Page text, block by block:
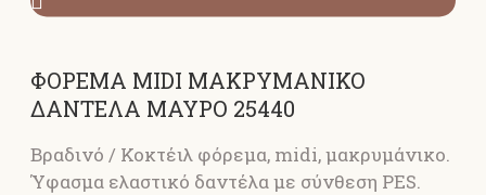
ΦΟΡΕΜΑ MIDI ΜΑΚΡΥΜΑΝΙΚΟ
ΔΑΝΤΕΛΑ ΜΑΥΡΟ 25440
Βραδινό / Κοκτέιλ φόρεμα, midi, μακρυμάνικο.
Ύφασμα ελαστικό δαντέλα με σύνθεση PES.